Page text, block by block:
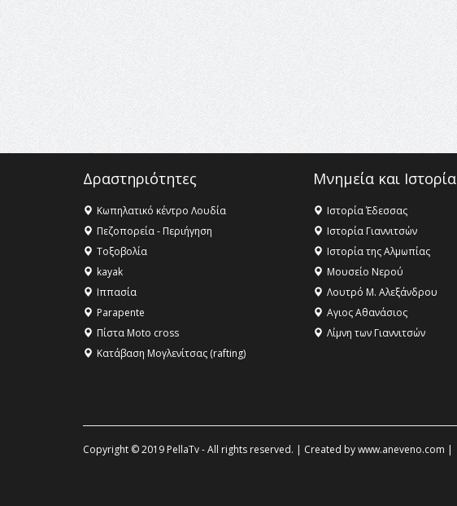
Δραστηριότητες
Κωπηλατικό κέντρο Λουδία
Πεζοπορεία - Περιήγηση
Τοξοβολία
kayak
Ιππασία
Parapente
Πίστα Moto cross
Κατάβαση Μογλενίτσας (rafting)
Μνημεία και Ιστορία
Ιστορία Έδεσσας
Ιστορία Γιαννιτσών
Ιστορία της Αλμωπίας
Μουσείο Νερού
Λουτρό Μ. Αλεξάνδρου
Αγιος Αθανάσιος
Λίμνη των Γιαννιτσών
Copyright © 2019 PellaTv - All rights reserved. | Created bywww.aneveno.com |